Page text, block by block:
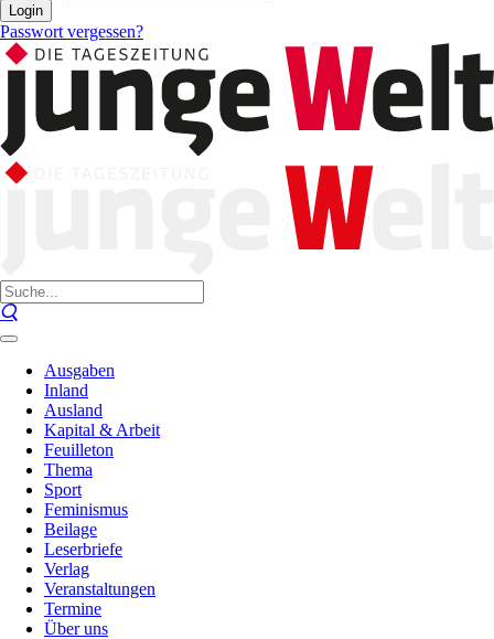
Login
Passwort vergessen?
Ausgaben
Inland
Ausland
Kapital & Arbeit
Feuilleton
Thema
Sport
Feminismus
Beilage
Leserbriefe
Verlag
Veranstaltungen
Termine
Über uns